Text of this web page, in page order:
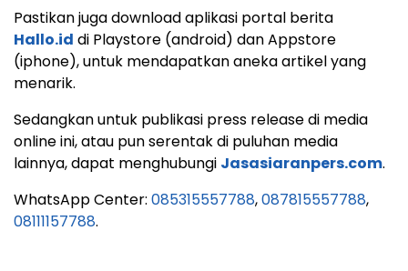
Pastikan juga download aplikasi portal berita
Hallo.id di Playstore (android) dan Appstore
(iphone), untuk mendapatkan aneka artikel yang
menarik.
Sedangkan untuk publikasi press release di media
online ini, atau pun serentak di puluhan media
lainnya, dapat menghubungi Jasasiaranpers.com.
WhatsApp Center: 085315557788,087815557788,
08111157788.